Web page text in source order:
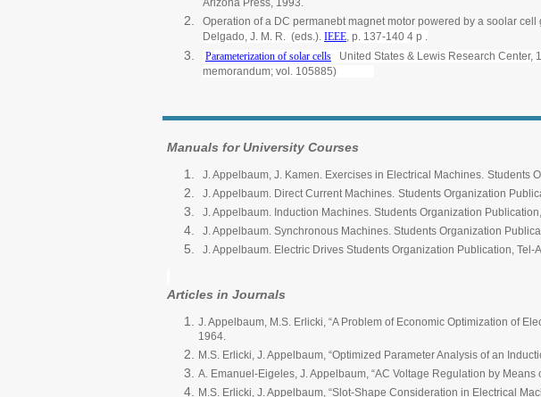
Arizona Press, 1993.
Operation of a DC permanebt magnet motor powered by a soolar cell
Delgado, J. M. R. (eds.). IEEE, p. 137-140 4 p .
Parameterization of solar cells
United States & Lewis Research Center,
memorandum; vol. 105885)
Manuals for University Courses
J. Appelbaum, J. Kamen. Exercises in Electrical Machines. Students
J. Appelbaum. Direct Current Machines. Students Organization
J. Appelbaum. Induction Machines. Students Organization
J. Appelbaum. Synchronous Machines. Students Organization
J. Appelbaum. Electric Drives Students Organization Publication, Tel-
Articles in Journals
J. Appelbaum, M.S. Erlicki, “A Problem of Economic Optimization of
1964.
M.S. Erlicki, J. Appelbaum, “Optimized Parameter Analysis of an
A. Emanuel-Eigeles, J. Appelbaum, “AC Voltage Regulation by Means
M.S. Erlicki, J. Appelbaum, “Slot-Shape Consideration in Electrical